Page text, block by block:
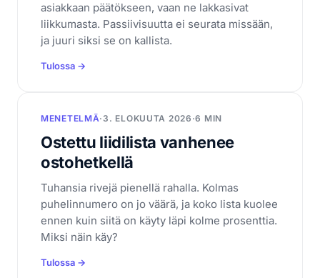
asiakkaan päätökseen, vaan ne lakkasivat
liikkumasta. Passiivisuutta ei seurata missään,
ja juuri siksi se on kallista.
Tulossa →
MENETELMÄ· 3. ELOKUUTA 2026 ·6 MIN
Ostettu liidilista vanhenee
ostohetkellä
Tuhansia rivejä pienellä rahalla. Kolmas
puhelinnumero on jo väärä, ja koko lista kuolee
ennen kuin siitä on käyty läpi kolme prosenttia.
Miksi näin käy?
Tulossa →